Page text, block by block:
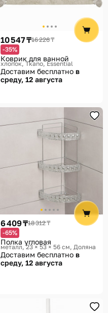
10 547 ₸16 226 ₸
-35%
Коврик для ванной
хлопок Tkano, Essential
Доставим бесплатно в
среду, 12 августа
6 409 ₸18 312 ₸
-65%
Полка угловая
металл, 23 × 53 × 56 см Доляна
Доставим бесплатно в
среду, 12 августа